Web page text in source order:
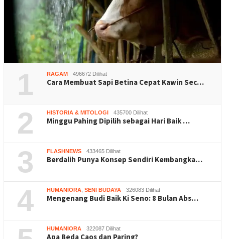
1 RAGAM 496672 Dilihat
Cara Membuat Sapi Betina Cepat Kawin Sec…
2 HISTORIA & MITOLOGI 435700 Dilihat
Minggu Pahing Dipilih sebagai Hari Baik …
3 FLASHNEWS 433465 Dilihat
Berdalih Punya Konsep Sendiri Kembangka…
4 HUMANIORA SENI BUDAYA 326083 Dilihat
Mengenang Budi Baik Ki Seno: 8 Bulan Abs…
HUMANIORA 322087 Dilihat
Apa Beda Caos dan Paring?